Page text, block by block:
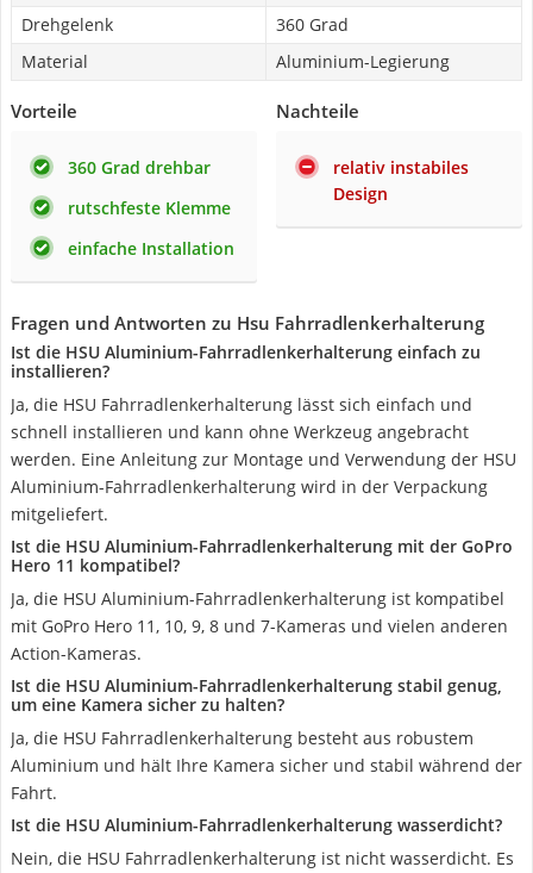
Drehgelenk
360 Grad
Material
Aluminium-Legierung
Vorteile
360 Grad drehbar
rutschfeste Klemme
einfache Installation
Nachteile
relativ instabiles
Design
Fragen und Antworten zu Hsu Fahrradlenkerhalterung
Ist die HSU Aluminium-Fahrradlenkerhalterung einfach zu
installieren?
Ja, die HSU Fahrradlenkerhalterung lässt sich einfach und
schnell installieren und kann ohne Werkzeug angebracht
werden. Eine Anleitung zur Montage und Verwendung der HSU
Aluminium-Fahrradlenkerhalterung wird in der Verpackung
mitgeliefert.
Ist die HSU Aluminium-Fahrradlenkerhalterung mit der GoPro
Hero 11 kompatibel?
Ja, die HSU Aluminium-Fahrradlenkerhalterung ist kompatibel
mit GoPro Hero 11, 10, 9, 8 und 7-Kameras und vielen anderen
Action-Kameras.
Ist die HSU Aluminium-Fahrradlenkerhalterung stabil genug,
um eine Kamera sicher zu halten?
Ja, die HSU Fahrradlenkerhalterung besteht aus robustem
Aluminium und hält Ihre Kamera sicher und stabil während der
Fahrt.
Ist die HSU Aluminium-Fahrradlenkerhalterung wasserdicht?
Nein, die HSU Fahrradlenkerhalterung ist nicht wasserdicht. Es